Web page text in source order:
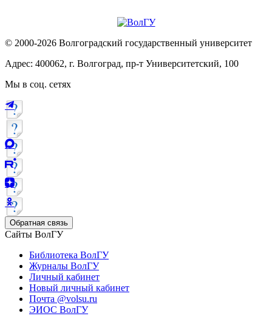
© 2000-2026 Волгоградский государственный университет
Адрес: 400062, г. Волгоград, пр-т Университетский, 100
Мы в соц. сетях
Обратная связь
Сайты ВолГУ
Библиотека ВолГУ
Журналы ВолГУ
Личный кабинет
Новый личный кабинет
Почта @volsu.ru
ЭИОС ВолГУ